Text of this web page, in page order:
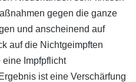
gegen die ganze
und anscheinend auf
auf die Nichtgeimpften
Impfpflicht
ist eine Verschärfung